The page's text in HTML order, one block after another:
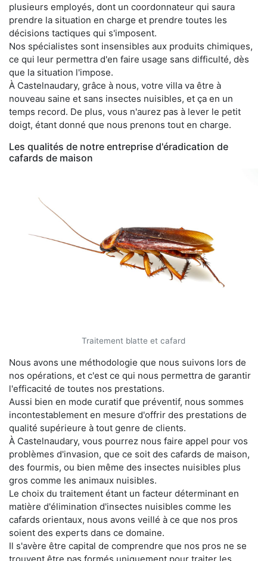
plusieurs employés, dont un coordonnateur qui saura
prendre la situation en charge et prendre toutes les
décisions tactiques qui s'imposent.
Nos spécialistes sont insensibles aux produits chimiques,
ce qui leur permettra d'en faire usage sans difficulté, dès
que la situation l'impose.
À Castelnaudary, grâce à nous, votre villa va être à
nouveau saine et sans insectes nuisibles, et ça en un
temps record. De plus, vous n'aurez pas à lever le petit
doigt, étant donné que nous prenons tout en charge.
Les qualités de notre entreprise d'éradication de
cafards de maison
Traitement blatte et cafard
Nous avons une méthodologie que nous suivons lors de
nos opérations, et c'est ce qui nous permettra de garantir
l'efficacité de toutes nos prestations.
Aussi bien en mode curatif que préventif, nous sommes
incontestablement en mesure d'offrir des prestations de
qualité supérieure à tout genre de clients.
À Castelnaudary, vous pourrez nous faire appel pour vos
problèmes d'invasion, que ce soit des cafards de maison,
des fourmis, ou bien même des insectes nuisibles plus
gros comme les animaux nuisibles.
Le choix du traitement étant un facteur déterminant en
matière d'élimination d'insectes nuisibles comme les
cafards orientaux, nous avons veillé à ce que nos pros
soient des experts dans ce domaine.
Il s'avère être capital de comprendre que nos pros ne se
trouvent être pas formés uniquement pour traiter les